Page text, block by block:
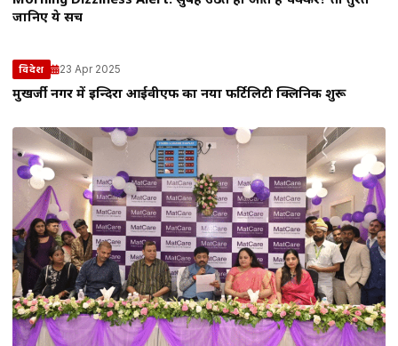
जानिए ये सच
विदेश 23 Apr 2025
मुखर्जी नगर में इन्दिरा आईवीएफ का नया फर्टिलिटी क्लिनिक शुरू